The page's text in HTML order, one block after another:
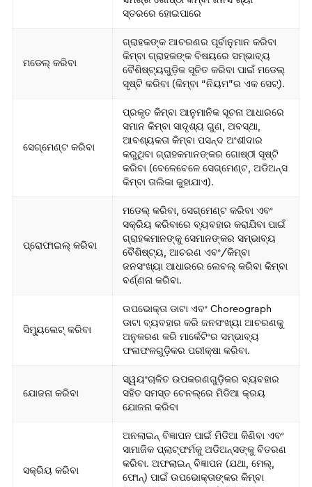
ସ୍ତରରେ ହୋଇପାରେ
ମଡେଲ୍ କରିବା
ଗ୍ରାହକଙ୍କ ଆଚରଣର ପୂର୍ବାନୁମାନ କରିବା
କିମ୍ବା ଗ୍ରାହକଙ୍କ ବିଷୟରେ ସମ୍ଭାବ୍ୟ
ବୈଶିଷ୍ଟ୍ୟଗୁଡ଼ିକ ସୂଚିତ କରିବା ପାଇଁ ମଡେଲ୍
ସୃଷ୍ଟି କରିବା (କିମ୍ବା “ନିୟମ”ର ଏକ ସେଟ୍).
ସେଗ୍‌ମେଣ୍ଟ କରିବା
ପ୍ରକୃତ କିମ୍ବା ଆନୁମାନିକ ସୂଚନା ଆଧାରରେ
ସମାନ କିମ୍ବା ସାଦୃଶ୍ୟ ଗୁଣ, ଅବସ୍ଥା,
ଆବଶ୍ୟକତା କିମ୍ବା ପସନ୍ଦ ଅଂଶୀଦାର
କରୁଥିବା ଗ୍ରାହକମାନଙ୍କର ଗୋଷ୍ଠୀ ସୃଷ୍ଟି
କରିବା (ବେଳେବେଳେ ସେଗ୍‌ମେଣ୍ଟ, ଅଡିଅନ୍ସ
କିମ୍ବା ତାଲିକା କୁହାଯାଏ).
ପ୍ରୋଫାଇଲ୍ କରିବା
ମଡେଲ୍ କରିବା, ସେଗ୍‌ମେଣ୍ଟ କରିବା ଏବଂ
ସକ୍ରିୟ କରିବାରେ ବ୍ୟବହାର କରାଯିବା ପାଇଁ
ଗ୍ରାହକମାନଙ୍କୁ ସେମାନଙ୍କର ସମ୍ଭାବ୍ୟ
ବୈଶିଷ୍ଟ୍ୟ, ଆଚରଣ ଏବଂ/କିମ୍ବା
ଜନସଂଖ୍ୟା ଆଧାରରେ ଲେବଲ୍ କରିବା କିମ୍ବା
ବର୍ଣ୍ଣନା କରିବା.
ସିମ୍ୟୁଲେଟ୍ କରିବା
ଉପଭୋକ୍ତା ଡାଟା ଏବଂ Choreograph
ଡାଟା ବ୍ୟବହାର କରି ଜନସଂଖ୍ୟା ଆଚରଣକୁ
ଅନୁକରଣ କରି ମାର୍କେଟିଂର ସମ୍ଭାବ୍ୟ
ଫଳାଫଳଗୁଡ଼ିକର ପରୀକ୍ଷା କରିବା.
ଯୋଜନା କରିବା
ସ୍ୱୟଂଚାଳିତ ଉପକରଣଗୁଡ଼ିକର ବ୍ୟବହାର
ସହିତ ସମସ୍ତ ଚେନଲ୍‌ରେ ମିଡିଆ କ୍ରୟ
ଯୋଜନା କରିବା
ସକ୍ରିୟ କରିବା
ଅନଲାଇନ୍ ବିଜ୍ଞାପନ ପାଇଁ ମିଡିଆ କିଣିବା ଏବଂ
ସାମାଜିକ ପ୍ଲାଟ୍‌ଫର୍ମକୁ ଅଡିଅନ୍ସଙ୍କୁ ବିତରଣ
କରିବା. ଅଫଲାଇନ୍ ବିଜ୍ଞାପନ (ଯଥା, ମେଲ୍,
ଫୋନ୍) ପାଇଁ ଉପଭୋକ୍ତାଙ୍କର କିମ୍ବା